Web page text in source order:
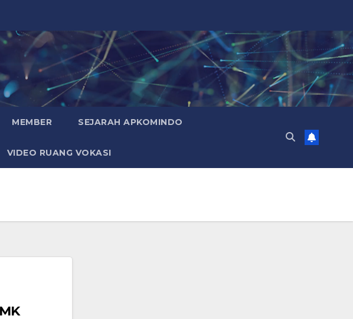
MEMBER SEJARAH APKOMINDO
VIDEO RUANG VOKASI